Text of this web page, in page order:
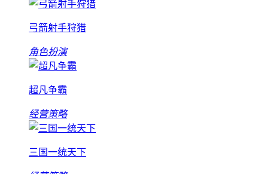
弓箭射手狩猎
角色扮演
超凡争霸
经营策略
三国一统天下